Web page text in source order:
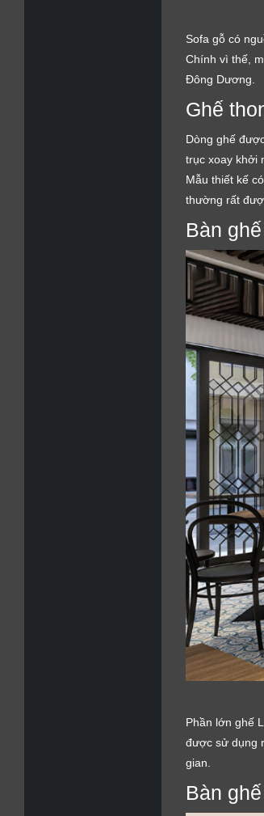
Sofa gỗ có
Chính vì thế,
Đông Dương.
Ghế
Dòng ghế
trục xoay khởi
Mẫu thiết kế
thường rất
Bàn
Phần lớn ghế
được sử dụng
gian.
Bàn